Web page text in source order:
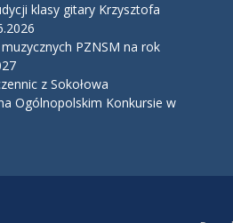
klasy gitary Krzysztofa
PZNSM na rok
z Sokołowa
Ogólnopolskim Konkursie w